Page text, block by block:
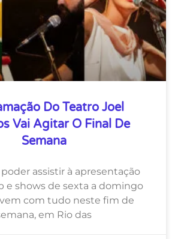
Do Teatro Joel
Vai Agitar O Final De
Semana
assistir à apresentação
e shows de sexta a domingo
com tudo neste fim de
em Rio das